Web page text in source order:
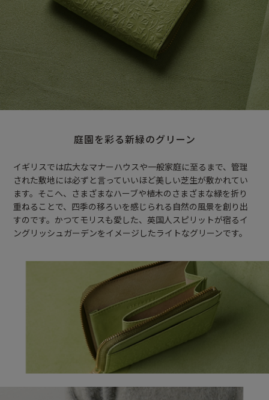
庭園を彩る新緑のグリーン
イギリスでは広大なマナーハウスや一般家庭に至るまで、管理
された敷地には必ずと言っていいほど美しい芝生が敷かれてい
ます。そこへ、さまざまなハーブや植木のさまざまな緑を折り
重ねることで、四季の移ろいを感じられる自然の風景を創り出
すのです。かつてモリスも愛した、英国人スピリットが宿るイ
ングリッシュガーデンをイメージしたライトなグリーンです。